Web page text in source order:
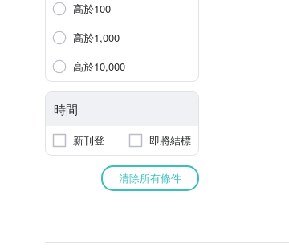
高於100
高於1,000
高於10,000
時間
新刊登 即將結標
清除所有條件